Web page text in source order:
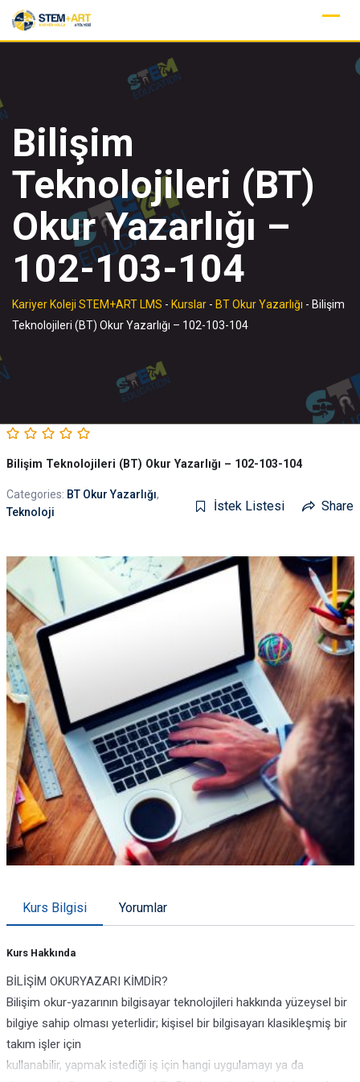
Skip
Bilişim
Teknolojileri (BT)
Okur Yazarlığı –
102-103-104
Kariyer Koleji STEM+ART LMS - Kurslar - BT Okur Yazarlığı - Bilişim
Teknolojileri (BT) Okur Yazarlığı – 102-103-104
Bilişim Teknolojileri (BT) Okur Yazarlığı – 102-103-104
Categories: BT Okur Yazarlığı,
Teknoloji
İstek Listesi Share
Kurs Bilgisi Yorumlar
Kurs Hakkında
BİLİŞİM OKURYAZARI KİMDİR?
Bilişim okur-yazarının bilgisayar teknolojileri hakkında yüzeysel bir
bilgiye sahip olması yeterlidir; kişisel bir bilgisayarı klasikleşmiş bir
takım işler için
kullanabilir, yapmak istediği iş için hangi uygulamayı ya da